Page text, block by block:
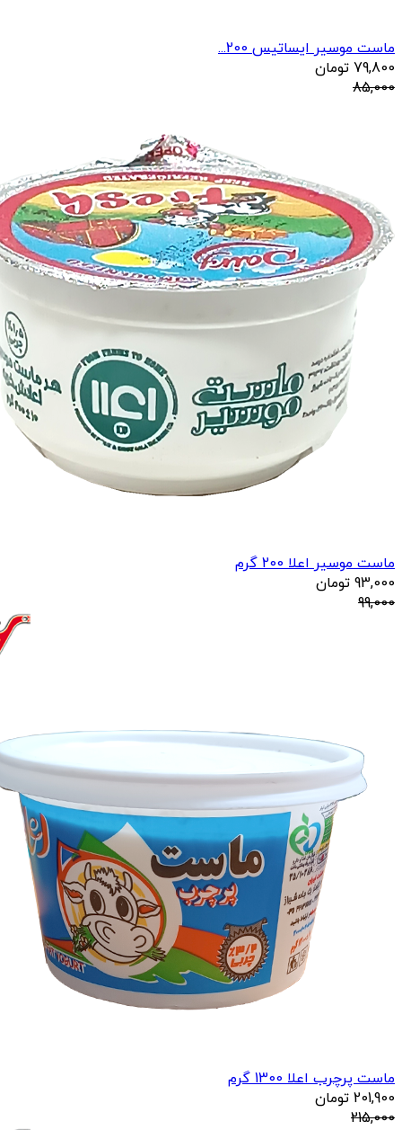
ماست موسیر ایساتیس 200...
79,800 تومان
85,000
ماست موسیر اعلا 200 گرم
93,000 تومان
99,000
ماست پرچرب اعلا 1300 گرم
201,900 تومان
215,000